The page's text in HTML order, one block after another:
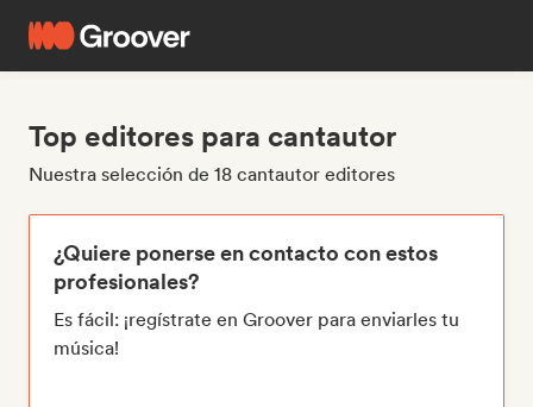
Top editores para cantautor
Nuestra selección de 18 cantautor editores
¿Quiere ponerse en contacto con estos
profesionales?
Es fácil: ¡regístrate en Groover para enviarles tu
música!